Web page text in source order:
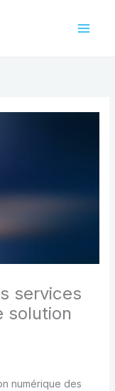
services
solution
numérique des